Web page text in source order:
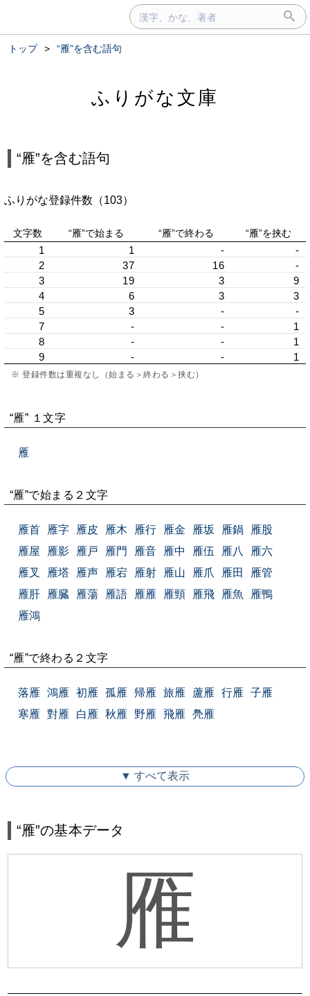
トップ > “雁”を含む語句
ふりがな文庫
“雁”を含む語句
ふりがな登録件数（103）
文字数 “雁”で始まる “雁”で終わる “雁”を挟む
1 1 -
-
2
37 16
-
3
19 3
9
4
6 3
3
5
3 -
-
7
- -
1
8
- -
1
9
- - 1
※ 登録件数は重複なし（始まる＞終わる＞挟む）
“雁” １文字
雁
“雁”で始まる２文字
雁首 雁字 雁皮 雁木 雁行 雁金 雁坂 雁鍋
雁股
雁屋
雁影 雁戸 雁門 雁音 雁中 雁伍 雁八
雁六
雁叉
雁塔 雁声 雁宕 雁射 雁山 雁爪 雁田
雁管
雁肝
雁臓 雁蕩 雁語 雁雁 雁頸 雁飛 雁魚
雁鴨
雁鴻
“雁”で終わる２文字
落雁 鴻雁 初雁 孤雁 帰雁 旅雁 蘆雁 行雁
子雁
寒雁
對雁 白雁 秋雁 野雁 飛雁 鳧雁
▼ すべて表示
“雁”の基本データ
雁